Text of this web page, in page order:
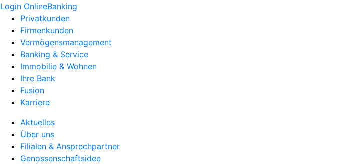
Login OnlineBanking
Privatkunden
Firmenkunden
Vermögensmanagement
Banking & Service
Immobilie & Wohnen
Ihre Bank
Fusion
Karriere
Aktuelles
Über uns
Filialen & Ansprechpartner
Genossenschaftsidee